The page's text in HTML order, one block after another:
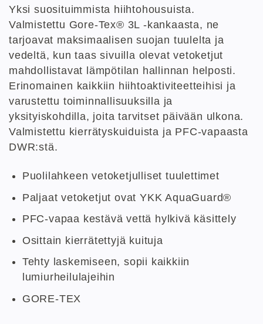
Yksi suosituimmista hiihtohousuista.
Valmistettu Gore-Tex® 3L -kankaasta, ne
tarjoavat maksimaalisen suojan tuulelta ja
vedeltä, kun taas sivuilla olevat vetoketjut
mahdollistavat lämpötilan hallinnan helposti.
Erinomainen kaikkiin hiihtoaktiviteetteihisi ja
varustettu toiminnallisuuksilla ja
yksityiskohdilla, joita tarvitset päivään ulkona.
Valmistettu kierrätyskuiduista ja PFC-vapaasta
DWR:stä.
Puolilahkeen vetoketjulliset tuulettimet
Paljaat vetoketjut ovat YKK AquaGuard®
PFC-vapaa kestävä vettä hylkivä käsittely
Osittain kierrätettyjä kuituja
Tehty laskemiseen, sopii kaikkiin
lumiurheilulajeihin
GORE-TEX